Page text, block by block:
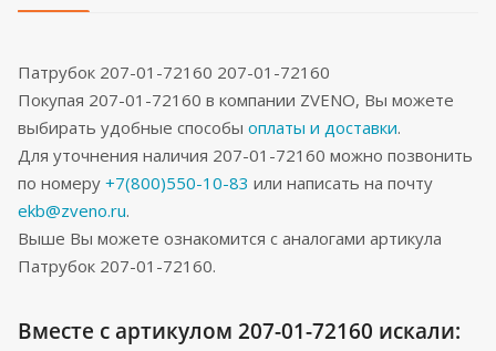
Патрубок 207-01-72160 207-01-72160
Покупая 207-01-72160 в компании ZVENO, Вы можете
выбирать удобные способы оплаты и доставки.
Для уточнения наличия 207-01-72160 можно позвонить
по номеру +7(800)550-10-83 или написать на почту
ekb@zveno.ru.
Выше Вы можете ознакомится с аналогами артикула
Патрубок 207-01-72160.
Вместе с артикулом 207-01-72160 искали: